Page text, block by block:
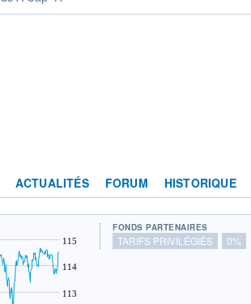
ACTUALITÉS FORUM HISTORIQUE
113
114
115
FONDS PARTENAIRES
TARIFS PRIVILÉGIÉS 0%